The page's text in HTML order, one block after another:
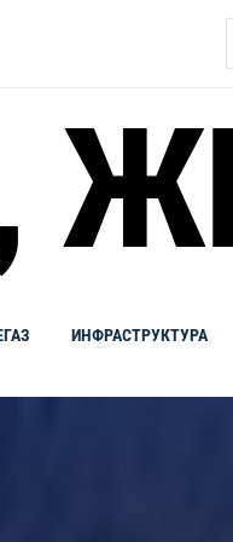
ИНФРАСТРУКТУРА